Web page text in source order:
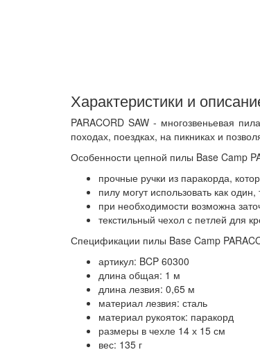
Характеристики и
PARACORD SAW - многозвеньевая
походах, поездках, на пикниках и
Особенности цепной пилы Base Camp
прочные ручки из паракорда,
пилу могут использовать как
при необходимости возможна
текстильный чехол с петлей для
Спецификации пилы Base Camp
артикул: BCP 60300
длина общая: 1 м
длина лезвия: 0,65 м
материал лезвия: сталь
материал рукояток: паракорд
размеры в чехле 14 х 15 см
вес: 135 г